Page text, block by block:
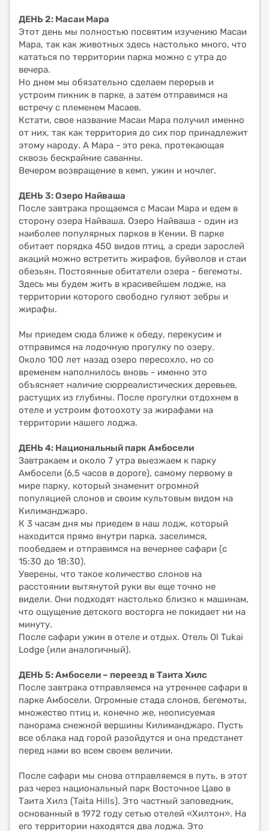
ДЕНЬ 2: Масаи Мара
Этот день мы полностью посвятим изучению Масаи
Мара, так как животных здесь настолько много, что
кататься no территории парка можно с утра до
вечера.
Но днем мы обязательно сделаем перерыв и
устроим пикник в парке, а затем отправимся на
встречу с племенем Масаев.
Кстати, свое название Масаи Мара получил именно
от них, так как территория до сих пор принадлежит
этому народу. А Мара - это река, протекающая
сквозь бескрайние саванны.
Вечером возвращение в кемп, ужин и ночлег.
ДЕНЬ 3: Озеро Найваша
После завтрака прощаемся с Масаи Мара и едем в
сторону озера Найваша. Озеро Найваша - один из
наиболее популярных парков в Кении. В парке
обитает порядка 450 видов птиц, а среди зарослей
акаций можно встретить жирафов, буйволов и стаи
обезьян. Постоянные обитатели озера - бегемоты.
Здесь мы будем жить в красивейшем лодже, на
территории которого свободно гуляют зебры и
жирафы.
Мы приедем сюда ближе к обеду, перекусим и
отправимся на лодочную прогулку по озеру.
Около 100 лет назад озеро пересохло, но со
временем наполнилось вновь - именно это
объясняет наличие сюрреалистических деревьев,
растущих из глубины. После прогулки отдохнем в
отеле и устроим фотоохоту за жирафами на
территории нашего лоджа.
ДЕНЬ 4: Национальный парк Амбосели
Завтракаем и около 7 утра выезжаем к парку
Амбосели (6,5 часов в дороге), самому первому в
мире парку, который знаменит огромной
популяцией слонов и своим культовым видом на
Килиманджаро.
К 3 часам дня мы приедем в наш лодж, который
находится прямо внутри парка, заселимся,
пообедаем и отправимся на вечернее сафари (с
15:30 до 18:30).
Уверены, что такое количество слонов на
расстоянии вытянутой руки вы еще точно не
видели. Они подходят настолько близко к машинам,
что ощущение детского восторга не покидает ни на
минуту.
После сафари ужин в отеле и отдых. Отель Ol Tukai
Lodge (или аналогичный).
ДЕНЬ 5: Амбосели – переезд в Таита Хилс
После завтрака отправляемся на утреннее сафари в
парке Амбосели. Огромные стада слонов, бегемоты,
множество птиц и, конечно же, неописуемая
панорама снежной вершины Килиманджаро. Пусть
все облака над горой разойдутся и она предстанет
перед нами во всем своем величии.
После сафари мы снова отправляемся в путь, в этот
раз через национальный парк Восточное Цаво в
Таита Хилз (Taita Hills). Это частный заповедник,
основанный в 1972 году сетью отелей «Хилтон». На
его территории находятся два лоджа. Это